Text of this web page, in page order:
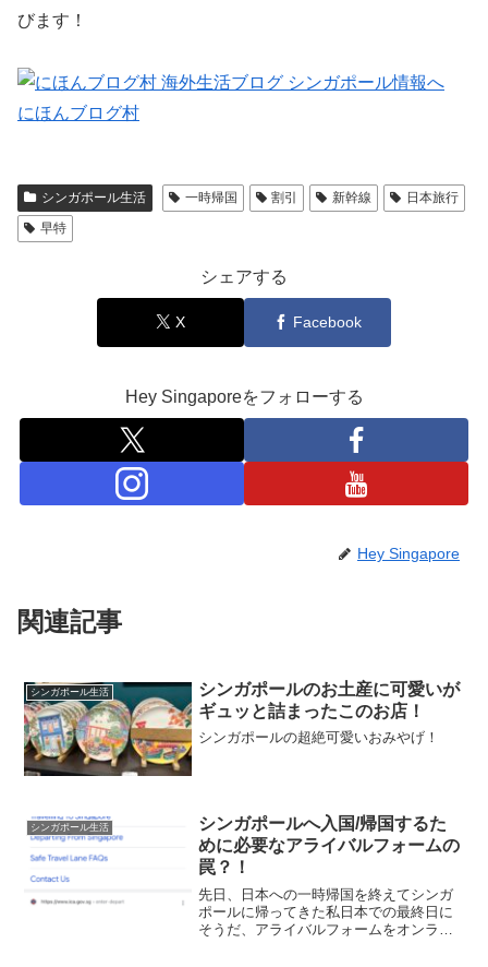
びます！
にほんブログ村
シンガポール生活 一時帰国 割引 新幹線
日本旅行
早特
シェアする
X Facebook
Hey Singaporeをフォローする
Hey Singapore
関連記事
シンガポール生活
シンガポールのお土産に可愛いが
ギュッと詰まったこのお店！
シンガポールの超絶可愛いおみやげ！
シンガポール生活
シンガポールへ入国/帰国するた
めに必要なアライバルフォームの
罠？！
先日、日本への一時帰国を終えてシンガ
ポールに帰ってきた私日本での最終日に
そうだ、アライバルフォームをオンライ